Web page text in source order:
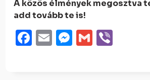
A közös élmények megosztva
add tovább te is!
Facebook
EmailMessenger
Gmail